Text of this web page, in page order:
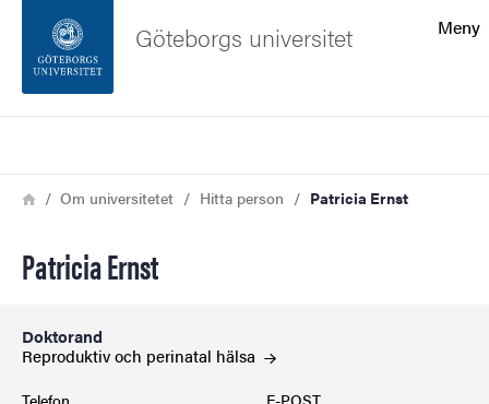
Sidfoten
Meny
Göteborgs universitet
Länkstig
HemOm universitetet Hitta person Patricia Ernst
Patricia Ernst
Doktorand
Reproduktiv och perinatal hälsa
Telefon E-POST